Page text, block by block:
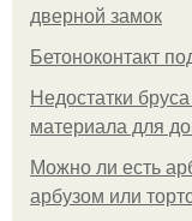
дверной замок
Бетоноконтакт
Недостатки
материала для
Можно ли есть
арбузом или